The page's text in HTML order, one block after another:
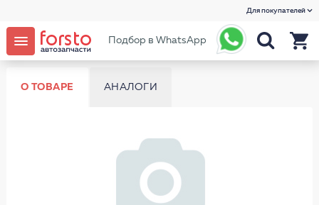
Для покупателей
Подбор в WhatsApp
О ТОВАРЕ АНАЛОГИ